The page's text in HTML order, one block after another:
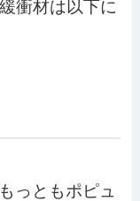
衝材は以下に
っともポピュ